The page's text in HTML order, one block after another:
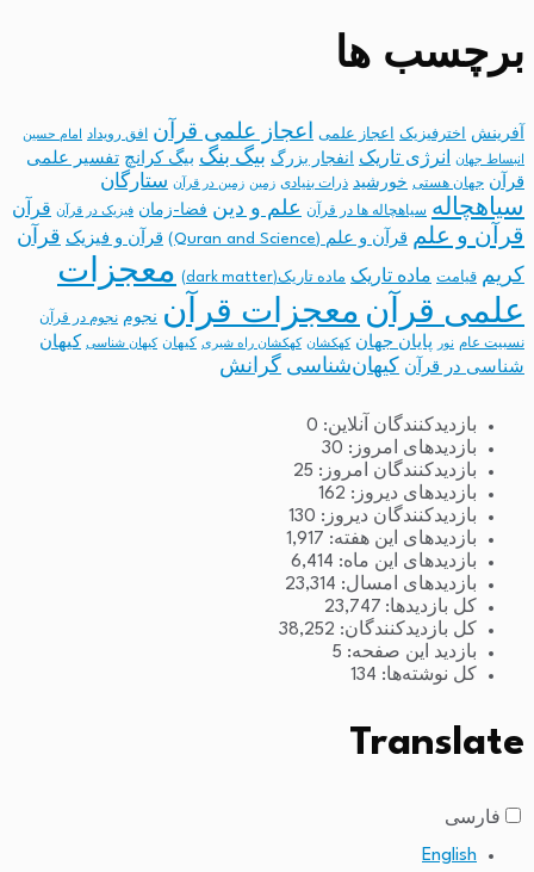
برچسب ها
آفرینش اخترفیزیک اعجاز علمی اعجاز علمی قرآن افق رویداد امام حسین
انبساط جهان انرژی تاریک انفجار بزرگ بیگ بنگ بیگ کرانچ تفسیر علمی
قرآن جهان هستی خورشید ذرات بنیادی زمین زمین در قرآن ستارگان
سیاهچاله سیاهچاله ها در قرآن علم و دین فضا-زمان فیزیک در قرآن قرآن
قرآن و علم قرآن و علم (Quran and Science) قرآن و فیزیک قرآن
کریم قیامت ماده تاریک ماده تاریک(dark matter)
معجزات
علمی قرآن معجزات قرآن نجوم نجوم در قرآن
نسبیت عام نور پایان جهان کهکشان کهکشان راه شیری کیهان کیهان شناسی
کیهان
شناسی در قرآن
کیهان‌شناسی گرانش
بازدیدکنندگان آنلاین: 0
بازدیدهای امروز: 30
بازدیدکنندگان امروز: 25
بازدیدهای دیروز: 162
بازدیدکنندگان دیروز: 130
بازدیدهای این هفته: 1,917
بازدیدهای این ماه: 6,414
بازدیدهای امسال: 23,314
کل بازدیدها: 23,747
کل بازدیدکنند‌گان: 38,252
بازدید این صفحه: 5
کل نوشته‌ها: 134
Translate
فارسی
English